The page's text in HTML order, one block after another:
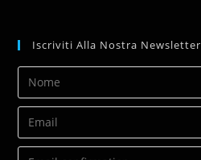
Iscriviti Alla Nostra Newsletter